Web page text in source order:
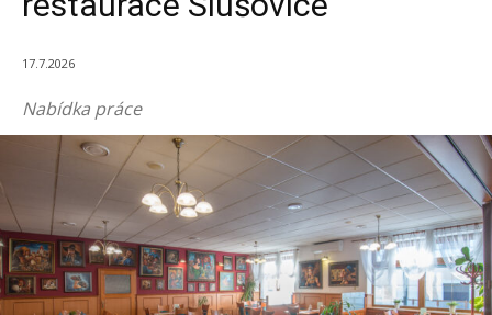
17.7.2026
Nabídka práce